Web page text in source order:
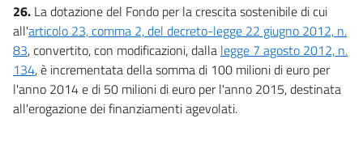
26. La dotazione del Fondo per la crescita sostenibile di cui
all'articolo 23, comma 2, del decreto-legge 22 giugno 2012, n.
83, convertito, con modificazioni, dalla legge 7 agosto 2012, n.
134, è incrementata della somma di 100 milioni di euro per
l'anno 2014 e di 50 milioni di euro per l'anno 2015, destinata
all'erogazione dei finanziamenti agevolati.